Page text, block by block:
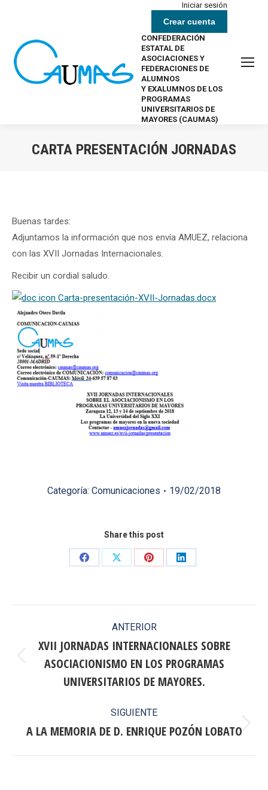
Iniciar sesión
Crear cuenta
CONFEDERACIÓN
ESTATAL DE
ASOCIACIONES Y
FEDERACIONES DE
ALUMNOS
Y EXALUMNOS DE LOS
PROGRAMAS
UNIVERSITARIOS DE
MAYORES (CAUMAS)
CARTA PRESENTACIÓN JORNADAS
Buenas tardes:
Adjuntamos la información que nos envía AMUEZ, relaciona
con las XVII Jornadas Internacionales.
Recibir un cordial saludo.
Carta-presentación-XVII-Jornadas.docx
Categoría: Comunicaciones 19/02/2018
Share this post
Share
Share
Share
Share
entre
publicaciones
ANTERIOR
Publicación
anterior:
XVII JORNADAS INTERNACIONALES SOBRE
ASOCIACIONISMO EN LOS PROGRAMAS
UNIVERSITARIOS DE MAYORES.
SIGUIENTE
Publicación
A LA MEMORIA DE D. ENRIQUE POZÓN LOBATO